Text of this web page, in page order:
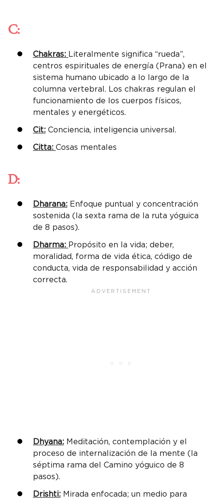
C:
Chakras: Literalmente significa “rueda”,
centros espirituales de energía (Prana) en el
sistema humano ubicado a lo largo de la
columna vertebral. Los chakras regulan el
funcionamiento de los cuerpos físicos,
mentales y energéticos.
Cit: Conciencia, inteligencia universal.
Citta: Cosas mentales
D:
Dharana: Enfoque puntual y concentración
sostenida (la sexta rama de la ruta yóguica
de 8 pasos).
Dharma: Propósito en la vida; deber,
moralidad, forma de vida ética, código de
conducta, vida de responsabilidad y acción
correcta.
Dhyana: Meditación, contemplación y el
proceso de internalización de la mente (la
séptima rama del Camino yóguico de 8
pasos).
Drishti: Mirada enfocada; un medio para